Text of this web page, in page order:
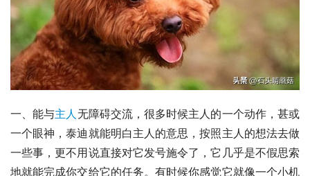
一、能与主人无障碍交流，很多时候主人的一个动作，甚或
一个眼神，泰迪就能明白主人的意思，按照主人的想法去做
一些事，更不用说直接对它发号施令了，它几乎是不假思索
地就能完成你交给它的任务。有时候你感觉它就像一个小机